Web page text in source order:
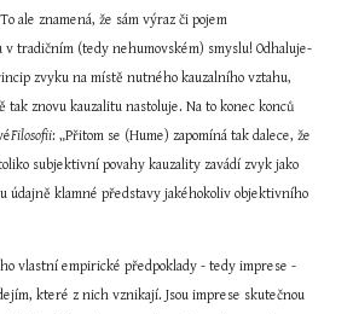
v tradičním (tedy nehumovském) smyslu! Odhaluje-
zvyku na místě nutného kauzalního vztahu,
tak znovu kauzalitu nastoluje. Na to konec konců
Filosofii: „Přitom se (Hume) zapomíná tak dalece, že
subjektivní povahy kauzality zavádí zvyk jako
údajně klamné představy jakéhokoliv objektivního
vlastní empirické předpoklady - tedy imprese -
které z nich vznikají. Jsou imprese skutečnou